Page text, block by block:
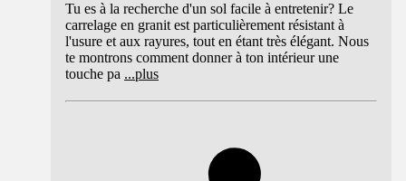
Tu es à la recherche d'un sol facile à entretenir? Le
carrelage en granit est particulièrement résistant à
l'usure et aux rayures, tout en étant très élégant. Nous
te montrons comment donner à ton intérieur une
touche pa ...plus